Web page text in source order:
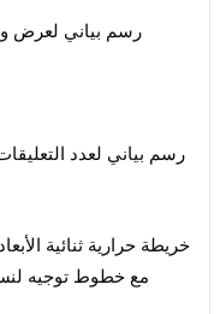
رسم بياني لعرض
رسم بياني لعدد
خريطة حرارية ثنائية
مع خطوط توجيه